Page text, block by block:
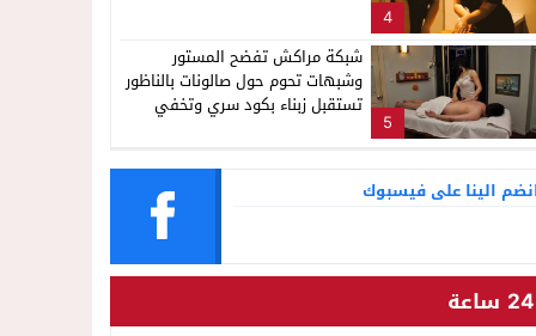
4
5
شبكة مراكش تفضح المستور
وشبهات تحوم حول صالونات بالناظور
تستقبل زبناء بكود سري وتخفي
الينا على فيسبوك
24 ساعة